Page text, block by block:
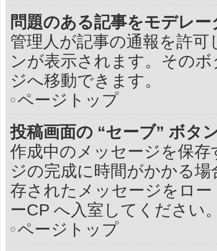
問題のある記事をモデレ
管理人が記事の通報を許
ンが表示されます。その
ジへ移動できます。
ページトップ
投稿画面の “セーブ” ボタ
作成中のメッセージを保
ジの完成に時間がかかる
存されたメッセージをロ
ーCP へ入室してください
ページトップ